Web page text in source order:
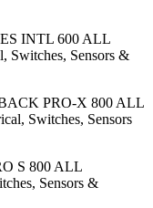
INTL 600 ALL
Switches, Sensors &
PRO-X 800 ALL
Switches, Sensors
S 800 ALL
Sensors &